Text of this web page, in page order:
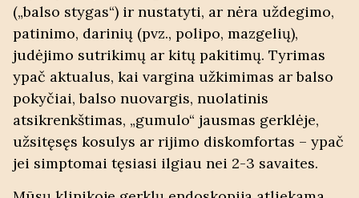
(„balso stygas“) ir nustatyti, ar nėra uždegimo,
patinimo, darinių (pvz., polipo, mazgelių),
judėjimo sutrikimų ar kitų pakitimų. Tyrimas
ypač aktualus, kai vargina užkimimas ar balso
pokyčiai, balso nuovargis, nuolatinis
atsikrenkštimas, „gumulo“ jausmas gerklėje,
užsitęsęs kosulys ar rijimo diskomfortas – ypač
jei simptomai tęsiasi ilgiau nei 2-3 savaites.